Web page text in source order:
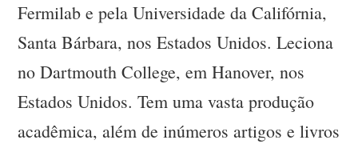
Fermilab e pela Universidade da Califórnia,
Santa Bárbara, nos Estados Unidos. Leciona
no Dartmouth College, em Hanover, nos
Estados Unidos. Tem uma vasta produção
acadêmica, além de inúmeros artigos e livros